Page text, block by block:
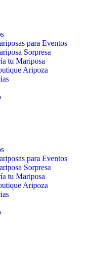
para Eventos
Sorpresa
tu Mariposa
Aripoza
para Eventos
Sorpresa
tu Mariposa
Aripoza